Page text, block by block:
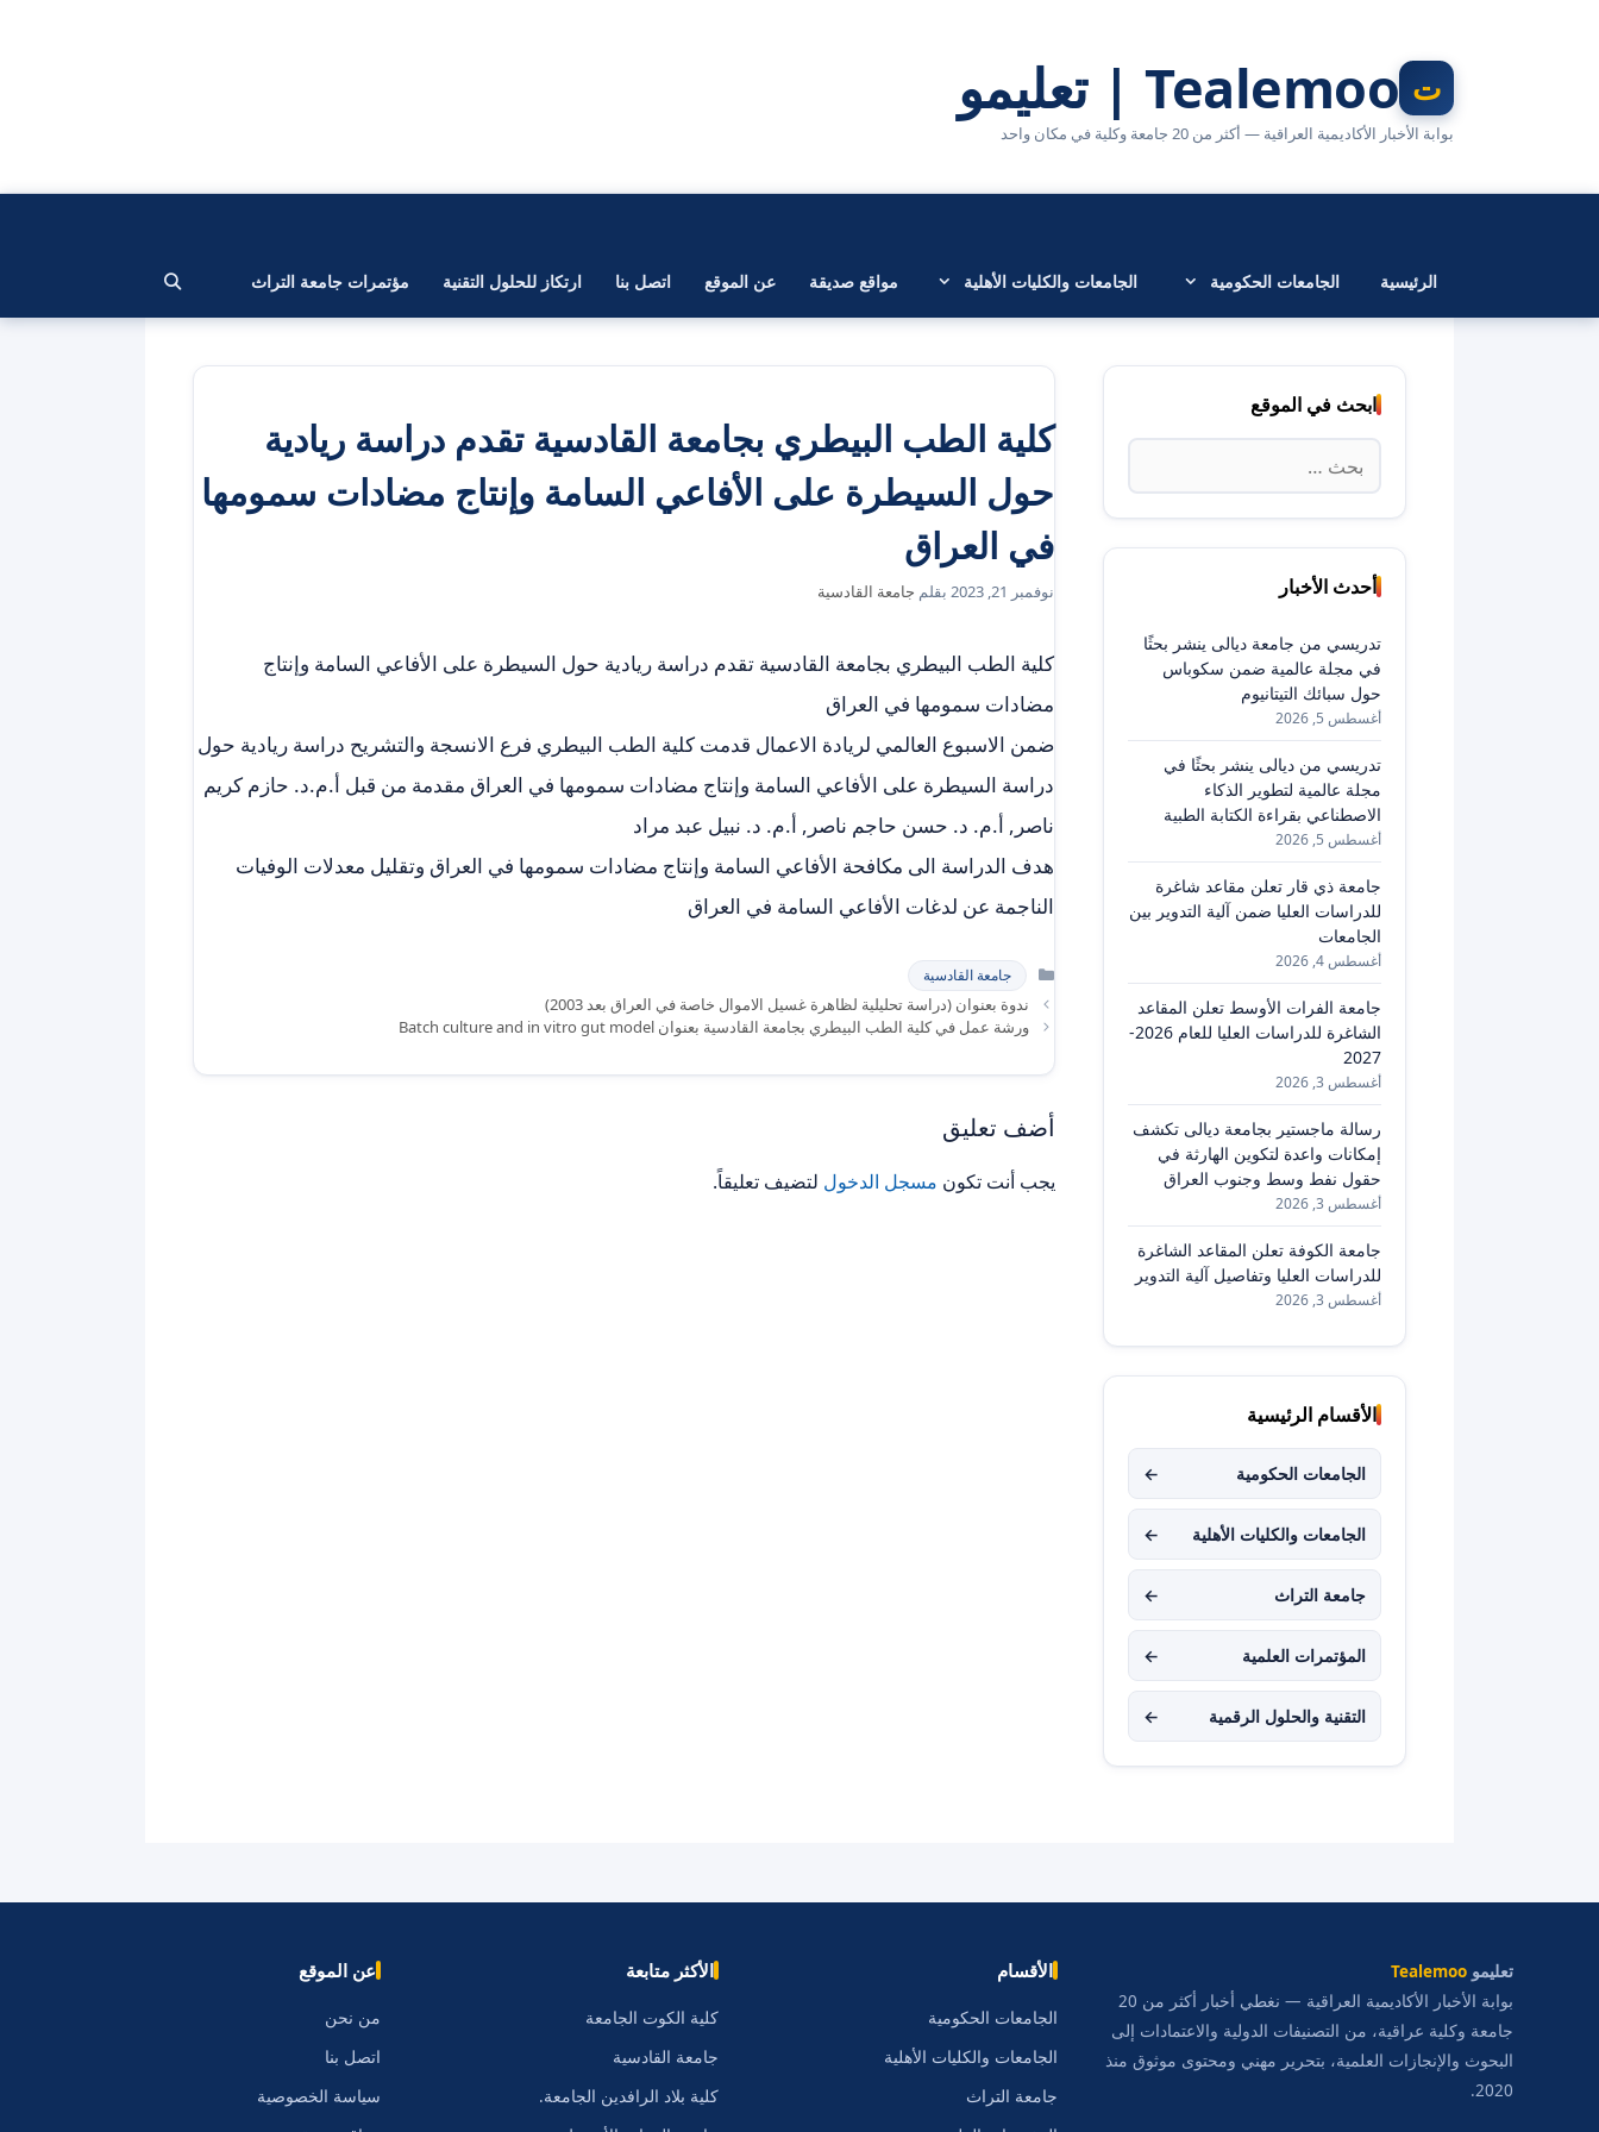
Tealemoo | تعليمو
بوابة الأخبار الأكاديمية العراقية — أكثر من 20 جامعة وكلية في مكان واحد
الرئيسية الجامعات الحكومية الجامعات والكليات الأهلية مواقع صديقة عن الموقع اتصل بنا ارتكاز للحلول التقنية مؤتمرات جامعة التراث
كلية الطب البيطري بجامعة القادسية تقدم دراسة ريادية
حول السيطرة على الأفاعي السامة وإنتاج مضادات سمومها
في العراق
نوفمبر 21, 2023 بقلم جامعة القادسية
كلية الطب البيطري بجامعة القادسية تقدم دراسة ريادية حول السيطرة على الأفاعي السامة وإنتاج
مضادات سمومها في العراق
ضمن الاسبوع العالمي لريادة الاعمال قدمت كلية الطب البيطري فرع الانسجة والتشريح دراسة ريادية حول
دراسة السيطرة على الأفاعي السامة وإنتاج مضادات سمومها في العراق مقدمة من قبل أ.م.د. حازم كريم
ناصر, أ.م. د. حسن حاجم ناصر, أ.م. د. نبيل عبد مراد
هدف الدراسة الى مكافحة الأفاعي السامة وإنتاج مضادات سمومها في العراق وتقليل معدلات الوفيات
الناجمة عن لدغات الأفاعي السامة في العراق
التصنيفات
جامعة القادسية
ندوة بعنوان (دراسة تحليلية لظاهرة غسيل الاموال خاصة في العراق بعد 2003)
ورشة عمل في كلية الطب البيطري بجامعة القادسية بعنوان Batch culture and in vitro gut model
أضف تعليق
يجب أنت تكون مسجل الدخول لتضيف تعليقاً.
ابحث في الموقع
البحث
عن:
أحدث الأخبار
تدريسي من جامعة ديالى ينشر بحثًا
في مجلة عالمية ضمن سكوباس
حول سبائك التيتانيوم
أغسطس 5, 2026
تدريسي من ديالى ينشر بحثًا في
مجلة عالمية لتطوير الذكاء
الاصطناعي بقراءة الكتابة الطبية
أغسطس 5, 2026
جامعة ذي قار تعلن مقاعد شاغرة
للدراسات العليا ضمن آلية التدوير بين
الجامعات
أغسطس 4, 2026
جامعة الفرات الأوسط تعلن المقاعد
الشاغرة للدراسات العليا للعام 2026-
2027
أغسطس 3, 2026
رسالة ماجستير بجامعة ديالى تكشف
إمكانات واعدة لتكوين الهارثة في
حقول نفط وسط وجنوب العراق
أغسطس 3, 2026
جامعة الكوفة تعلن المقاعد الشاغرة
للدراسات العليا وتفاصيل آلية التدوير
أغسطس 3, 2026
الأقسام الرئيسية
الجامعات الحكومية ←
الجامعات والكليات الأهلية ←
جامعة التراث ←
المؤتمرات العلمية ←
التقنية والحلول الرقمية ←
تعليمو Tealemoo
بوابة الأخبار الأكاديمية العراقية — نغطي أخبار أكثر من 20
جامعة وكلية عراقية، من التصنيفات الدولية والاعتمادات إلى
البحوث والإنجازات العلمية، بتحرير مهني ومحتوى موثوق منذ
2020.
الأقسام
الجامعات الحكومية
الجامعات والكليات الأهلية
جامعة التراث
الأكثر متابعة
كلية الكوت الجامعة
جامعة القادسية
كلية بلاد الرافدين الجامعة.
عن الموقع
من نحن
اتصل بنا
سياسة الخصوصية